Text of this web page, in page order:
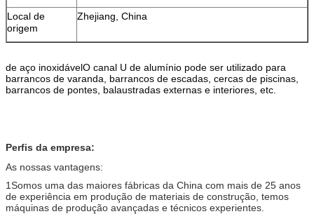
Local de
origem
Zhejiang, China
de aço inoxidávelO canal U de alumínio pode ser utilizado para
barrancos de varanda, barrancos de escadas, cercas de piscinas,
barrancos de pontes, balaustradas externas e interiores, etc.
Perfis da empresa:
As nossas vantagens:
1Somos uma das maiores fábricas da China com mais de 25 anos
de experiência em produção de materiais de construção, temos
máquinas de produção avançadas e técnicos experientes.